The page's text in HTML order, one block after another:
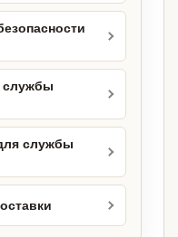
службы
службы